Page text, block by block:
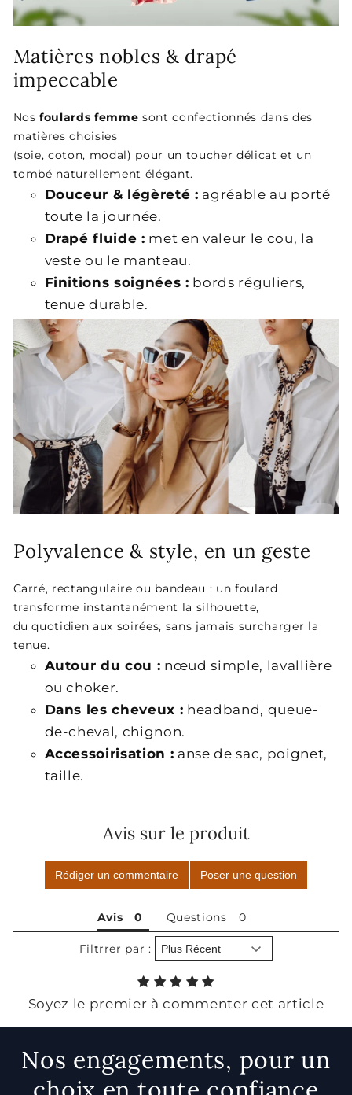
Matières nobles & drapé
impeccable
Nosfoulards femme sont confectionnés dans des
matières choisies
(soie, coton, modal) pour un toucher délicat et un
tombé naturellement élégant.
Douceur & légèreté : agréable au porté
toute la journée.
Drapé fluide : met en valeur le cou, la
veste ou le manteau.
Finitions soignées : bords réguliers,
tenue durable.
Polyvalence & style, en un geste
Carré, rectangulaire ou bandeau : un foulard
transforme instantanément la silhouette,
du quotidien aux soirées, sans jamais surcharger la
tenue.
Autour du cou : nœud simple, lavallière
ou choker.
Dans les cheveux : headband, queue-
de-cheval, chignon.
Accessoirisation : anse de sac, poignet,
taille.
Avis sur le produit
Rédiger un commentaire Poser une question
Avis Questions
Filtrrer par :
Soyez le premier à commenter cet article
Nos engagements, pour un